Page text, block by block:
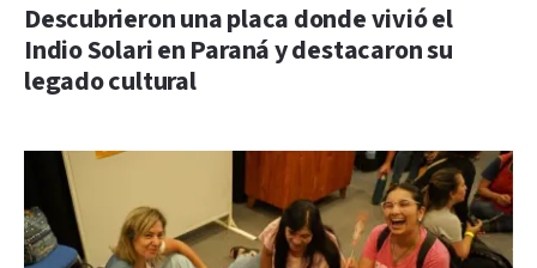
Descubrieron una placa donde vivió el
Indio Solari en Paraná y destacaron su
legado cultural